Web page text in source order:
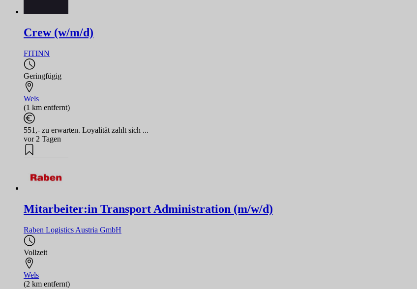
Crew (w/m/d)
FITINN
Geringfügig
Wels
(1 km entfernt)
551,- zu erwarten. Loyalität zahlt sich ...
vor 2 Tagen
Mitarbeiter:in Transport Administration (m/w/d)
Raben Logistics Austria GmbH
Vollzeit
Wels
(2 km entfernt)